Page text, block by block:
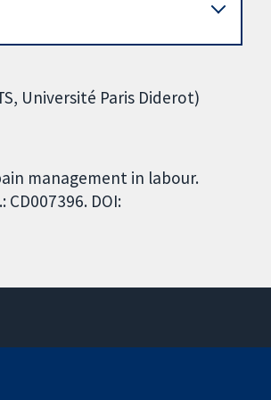
Université Paris Diderot)
management in labour.
DOI: